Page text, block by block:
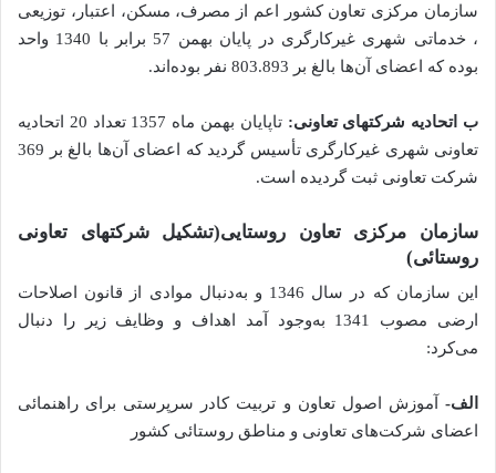
سازمان مرکزی تعاون کشور اعم از مصرف، مسکن، اعتبار، توزیعی
، خدماتی شهری غیرکارگری در پایان بهمن 57 برابر با 1340 واحد
بوده که اعضای آن‌ها بالغ بر 803.893 نفر بوده‌اند.
ب اتحادیه شرکتهای تعاونی:
تاپایان بهمن ماه 1357 تعداد 20 اتحادیه
تعاونی شهری غیرکارگری تأسیس گردید که اعضای آن‌ها بالغ بر 369
شرکت تعاونی ثبت گردیده است.
سازمان مرکزی تعاون روستایی(تشکیل شرکتهای تعاونی
روستائی)
این سازمان که در سال 1346 و به‌دنبال موادی از قانون اصلاحات
ارضی مصوب 1341 به‌وجود آمد اهداف و وظایف زیر را دنبال
می‌کرد:
الف- آموزش اصول تعاون و تربیت کادر سرپرستی برای راهنمائی
اعضای شرکت‌های تعاونی و مناطق روستائی کشور